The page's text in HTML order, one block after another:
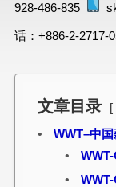
928-486-835
话：+886-2-2717-
文章目录
WWT–中